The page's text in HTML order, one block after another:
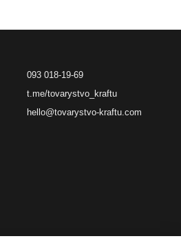
093 018-19-69
t.me/tovarystvo_kraftu
hello@tovarystvo-kraftu.com